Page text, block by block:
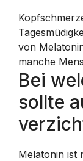
von
manche
Bei
sollte
Melatonin ist